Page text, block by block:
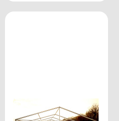
Деревянный пол для
шатра